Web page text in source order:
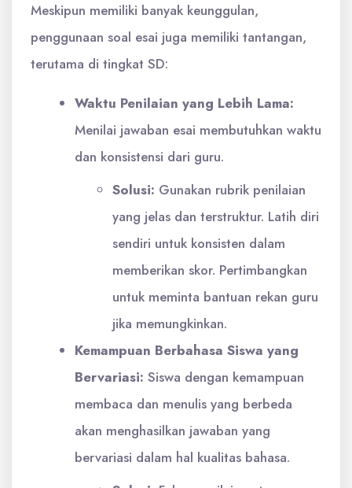
Meskipun memiliki banyak keunggulan,
penggunaan soal esai juga memiliki tantangan,
terutama di tingkat SD:
Waktu Penilaian yang Lebih Lama:
Menilai jawaban esai membutuhkan waktu
dan konsistensi dari guru.
Solusi: Gunakan rubrik penilaian
yang jelas dan terstruktur. Latih diri
sendiri untuk konsisten dalam
memberikan skor. Pertimbangkan
untuk meminta bantuan rekan guru
jika memungkinkan.
Kemampuan Berbahasa Siswa yang
Bervariasi: Siswa dengan kemampuan
membaca dan menulis yang berbeda
akan menghasilkan jawaban yang
bervariasi dalam hal kualitas bahasa.